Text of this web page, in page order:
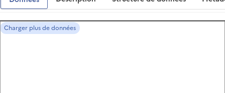
Charger plus de données